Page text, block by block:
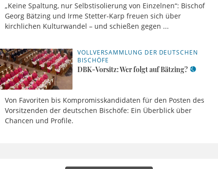
„Keine Spaltung, nur Selbstisolierung von Einzelnen“: Bischof
Georg Bätzing und Irme Stetter-Karp freuen sich über
kirchlichen Kulturwandel – und schießen gegen ...
VOLLVERSAMMLUNG DER DEUTSCHEN
BISCHÖFE
DBK-Vorsitz: Wer folgt auf Bätzing?
Von Favoriten bis Kompromisskandidaten für den Posten des
Vorsitzenden der deutschen Bischöfe: Ein Überblick über
Chancen und Profile.
22.01.2026,
16 Uhr
Dorothea
Schmidt